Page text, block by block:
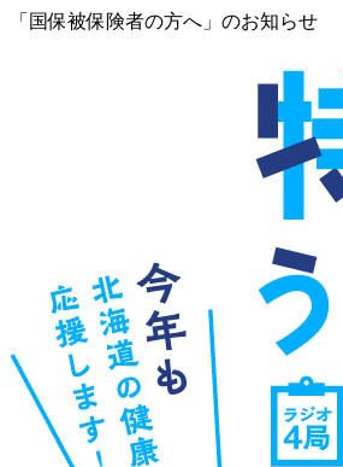
「国保被保険者の方へ」のお知らせ